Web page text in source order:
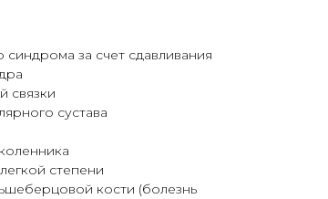
за счет сдавливания
связки
сустава
степени
кости (болезнь